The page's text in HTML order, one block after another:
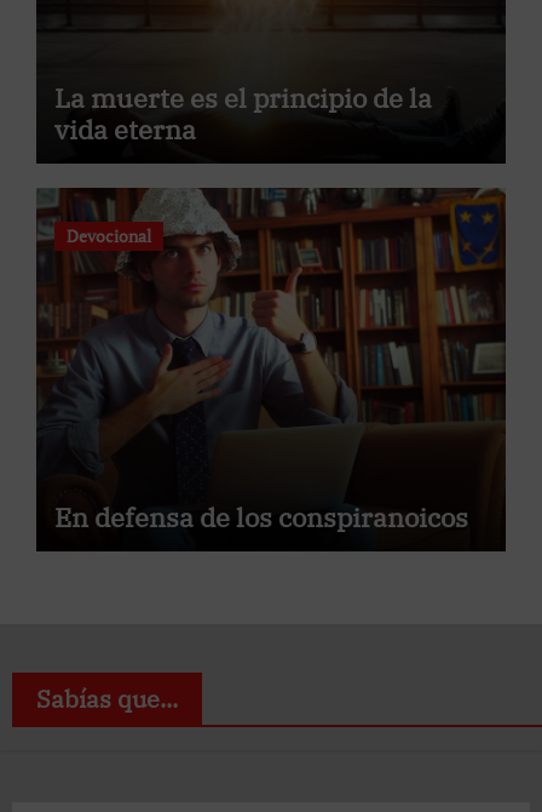
La muerte es el principio de la
vida eterna
Devocional
En defensa de los conspiranoicos
Sabías que...